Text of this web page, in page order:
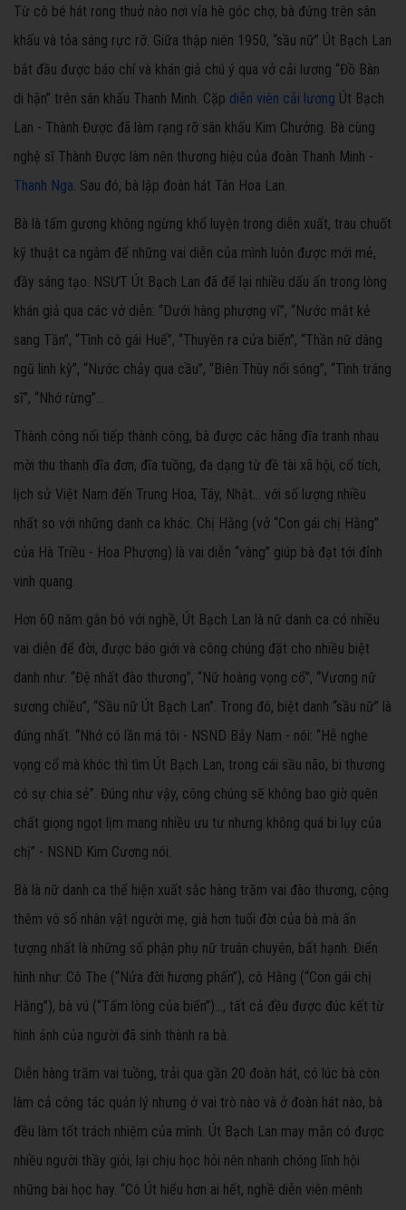
Từ cô bé hát rong thuở nào nơi vỉa hè góc chợ, bà đứng trên sân
khấu và tỏa sáng rực rỡ. Giữa thập niên 1950, “sầu nữ” Út Bạch Lan
bắt đầu được báo chí và khán giả chú ý qua vở cải lương “Đồ Bàn
di hận” trên sân khấu Thanh Minh. Cặp diễn viên cải lương Út Bạch
Lan - Thành Được đã làm rạng rỡ sân khấu Kim Chưởng. Bà cùng
nghệ sĩ Thành Được làm nên thương hiệu của đoàn Thanh Minh -
Thanh Nga. Sau đó, bà lập đoàn hát Tân Hoa Lan.
Bà là tấm gương không ngừng khổ luyện trong diễn xuất, trau chuốt
kỹ thuật ca ngâm để những vai diễn của mình luôn được mới mẻ,
đầy sáng tạo. NSƯT Út Bạch Lan đã để lại nhiều dấu ấn trong lòng
khán giả qua các vở diễn: “Dưới hàng phượng vĩ”, “Nước mắt kẻ
sang Tần”, “Tình cô gái Huế”, “Thuyền ra cửa biển”, “Thần nữ dâng
ngũ linh kỳ”, “Nước chảy qua cầu”, “Biên Thùy nổi sóng”, “Tình tráng
sĩ”, “Nhớ rừng”...
Thành công nối tiếp thành công, bà được các hãng đĩa tranh nhau
mời thu thanh đĩa đơn, đĩa tuồng, đa dạng từ đề tài xã hội, cổ tích,
lịch sử Việt Nam đến Trung Hoa, Tây, Nhật... với số lượng nhiều
nhất so với những danh ca khác. Chị Hằng (vở “Con gái chị Hằng”
của Hà Triều - Hoa Phượng) là vai diễn “vàng” giúp bà đạt tới đỉnh
vinh quang.
Hơn 60 năm gắn bó với nghề, Út Bạch Lan là nữ danh ca có nhiều
vai diễn để đời, được báo giới và công chúng đặt cho nhiều biệt
danh như: “Đệ nhất đào thương”, “Nữ hoàng vọng cổ”, “Vương nữ
sương chiều”, “Sầu nữ Út Bạch Lan”. Trong đó, biệt danh “sầu nữ” là
đúng nhất. “Nhớ có lần má tôi - NSND Bảy Nam - nói: “Hễ nghe
vọng cổ mà khóc thì tìm Út Bạch Lan, trong cái sầu não, bi thương
có sự chia sẻ”. Đúng như vậy, công chúng sẽ không bao giờ quên
chất giọng ngọt lịm mang nhiều ưu tư nhưng không quá bi lụy của
chị” - NSND Kim Cương nói.
Bà là nữ danh ca thể hiện xuất sắc hàng trăm vai đào thương, cộng
thêm vô số nhân vật người mẹ, già hơn tuổi đời của bà mà ấn
tượng nhất là những số phận phụ nữ truân chuyên, bất hạnh. Điển
hình như: Cô The (“Nửa đời hương phấn”), cô Hằng (“Con gái chị
Hằng”), bà vú (“Tấm lòng của biển”)..., tất cả đều được đúc kết từ
hình ảnh của người đã sinh thành ra bà.
Diễn hàng trăm vai tuồng, trải qua gần 20 đoàn hát, có lúc bà còn
làm cả công tác quản lý nhưng ở vai trò nào và ở đoàn hát nào, bà
đều làm tốt trách nhiệm của mình. Út Bạch Lan may mắn có được
nhiều người thầy giỏi, lại chịu học hỏi nên nhanh chóng lĩnh hội
những bài học hay. “Cô Út hiểu hơn ai hết, nghề diễn viên mênh